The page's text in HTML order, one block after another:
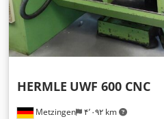
Metzingen ۴٬۰۹۲ km
HERMLE UWF 600 CNC